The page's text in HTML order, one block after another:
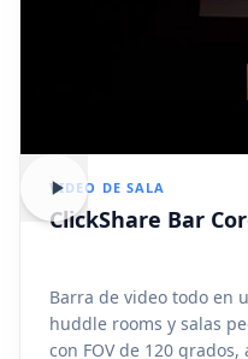
VIDEO DE SALA
ClickShare Bar
Barra de video todo en
huddle rooms y salas
con FOV de 120